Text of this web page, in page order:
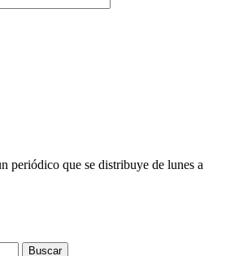
periódico que se distribuye de lunes a